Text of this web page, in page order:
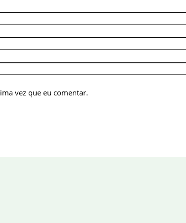
vez que eu comentar.